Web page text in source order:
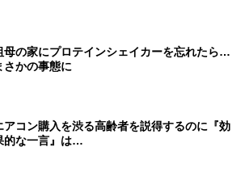
母の家にプロテインシェイカーを忘れたら…
さかの事態に
アコン購入を渋る高齢者を説得するのに『効
的な一言』は…